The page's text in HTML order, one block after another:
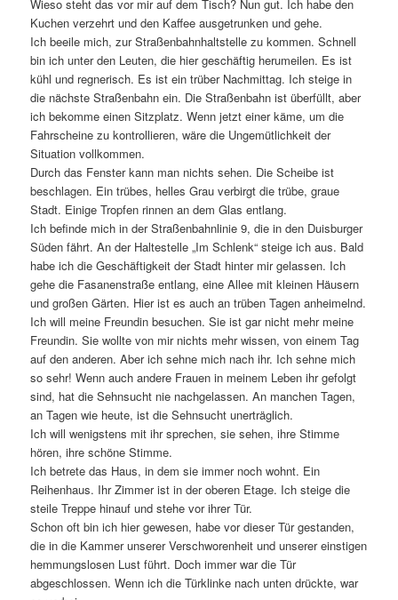
Wieso steht das vor mir auf dem Tisch? Nun gut. Ich habe den
Kuchen verzehrt und den Kaffee ausgetrunken und gehe.
Ich beeile mich, zur Straßenbahnhaltstelle zu kommen. Schnell
bin ich unter den Leuten, die hier geschäftig herumeilen. Es ist
kühl und regnerisch. Es ist ein trüber Nachmittag. Ich steige in
die nächste Straßenbahn ein. Die Straßenbahn ist überfüllt, aber
ich bekomme einen Sitzplatz. Wenn jetzt einer käme, um die
Fahrscheine zu kontrollieren, wäre die Ungemütlichkeit der
Situation vollkommen.
Durch das Fenster kann man nichts sehen. Die Scheibe ist
beschlagen. Ein trübes, helles Grau verbirgt die trübe, graue
Stadt. Einige Tropfen rinnen an dem Glas entlang.
Ich befinde mich in der Straßenbahnlinie 9, die in den Duisburger
Süden fährt. An der Haltestelle „Im Schlenk“ steige ich aus. Bald
habe ich die Geschäftigkeit der Stadt hinter mir gelassen. Ich
gehe die Fasanenstraße entlang, eine Allee mit kleinen Häusern
und großen Gärten. Hier ist es auch an trüben Tagen anheimelnd.
Ich will meine Freundin besuchen. Sie ist gar nicht mehr meine
Freundin. Sie wollte von mir nichts mehr wissen, von einem Tag
auf den anderen. Aber ich sehne mich nach ihr. Ich sehne mich
so sehr! Wenn auch andere Frauen in meinem Leben ihr gefolgt
sind, hat die Sehnsucht nie nachgelassen. An manchen Tagen,
an Tagen wie heute, ist die Sehnsucht unerträglich.
Ich will wenigstens mit ihr sprechen, sie sehen, ihre Stimme
hören, ihre schöne Stimme.
Ich betrete das Haus, in dem sie immer noch wohnt. Ein
Reihenhaus. Ihr Zimmer ist in der oberen Etage. Ich steige die
steile Treppe hinauf und stehe vor ihrer Tür.
Schon oft bin ich hier gewesen, habe vor dieser Tür gestanden,
die in die Kammer unserer Verschworenheit und unserer einstigen
hemmungslosen Lust führt. Doch immer war die Tür
abgeschlossen. Wenn ich die Türklinke nach unten drückte, war